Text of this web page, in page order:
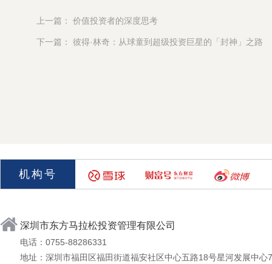
上一篇： 价值投资者的深度思考
下一篇： 彼得·林奇：从球童到超级投资巨星的「封神」之路
机构号
深圳市东方马拉松投资管理有限公司
电话：0755-88286331
地址：深圳市福田区福田街道福安社区中心五路18号星河发展中心7